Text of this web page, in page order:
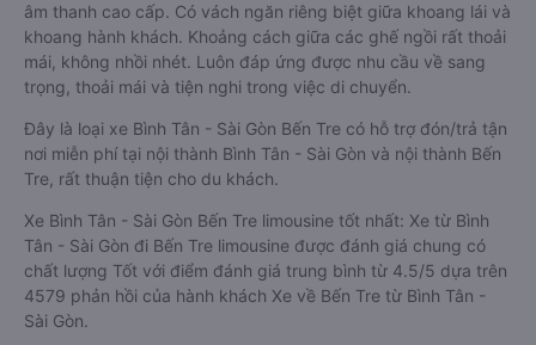
âm thanh cao cấp. Có vách ngăn riêng biệt giữa khoang lái và
khoang hành khách. Khoảng cách giữa các ghế ngồi rất thoải
mái, không nhồi nhét. Luôn đáp ứng được nhu cầu về sang
trọng, thoải mái và tiện nghi trong việc di chuyển.
Đây là loại xe Bình Tân - Sài Gòn Bến Tre có hỗ trợ đón/trả tận
nơi miễn phí tại nội thành Bình Tân - Sài Gòn và nội thành Bến
Tre, rất thuận tiện cho du khách.
Xe Bình Tân - Sài Gòn Bến Tre limousine tốt nhất: Xe từ Bình
Tân - Sài Gòn đi Bến Tre limousine được đánh giá chung có
chất lượng Tốt với điểm đánh giá trung bình từ 4.5/5 dựa trên
4579 phản hồi của hành khách Xe về Bến Tre từ Bình Tân -
Sài Gòn.